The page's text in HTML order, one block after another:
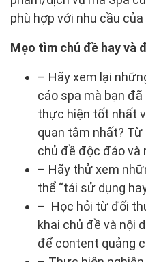
phù hợp với nhu cầu
Mẹo tìm chủ đề hay và
– Hãy xem lại
cáo spa mà bạn
thực hiện tốt nhất
quan tâm nhất?
chủ đề độc đáo và
– Hãy thử xem
thể “tái sử dụng
– Học hỏi từ đối
khai chủ đề và nội
để content quảng